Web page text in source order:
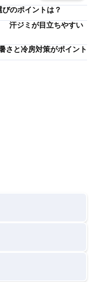
のポイントは？
汗ジミが目立ちやすい
と冷房対策がポイント